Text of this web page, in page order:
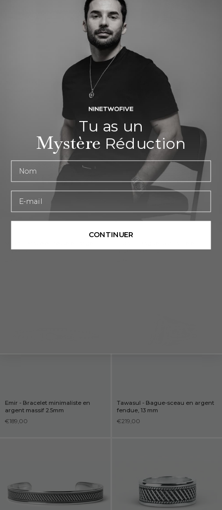
Adam - Bracelet tressé en argent
Bariq - Bague chevalière en
pietersite bleue, 17 mm
massif 7mm
argent sterling 9 mm
Emir - Bracelet minimaliste en
argent massif 2.5mm
€189,00
Tawasul - Bague-sceau en argent
fendue, 13 mm
€219,00
Tu as un
Mystère Réduction
CONTINUER